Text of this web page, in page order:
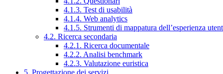
4.1.3. Test di usabilità
4.1.4. Web analytics
4.1.5. Strumenti di mappatura dell’esperienza
4.2. Ricerca secondaria
4.2.1. Ricerca documentale
4.2.2. Analisi benchmark
4.2.3. Valutazione euristica
5. Progettazione dei servizi